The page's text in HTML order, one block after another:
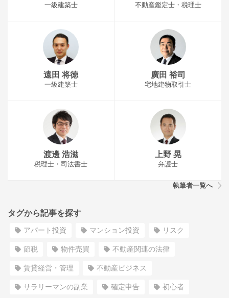
一級建築士 不動産鑑定士・税理士
遠田 将徳
一級建築士
廣田 裕司
宅地建物取引士
渡邊 浩滋
税理士・司法書士
上野 晃
弁護士
執筆者一覧へ
タグから記事を探す
アパート投資 マンション投資 リスク
節税 物件売買 不動産関連の法律
賃貸経営・管理 不動産ビジネス
サラリーマンの副業 確定申告 初心者